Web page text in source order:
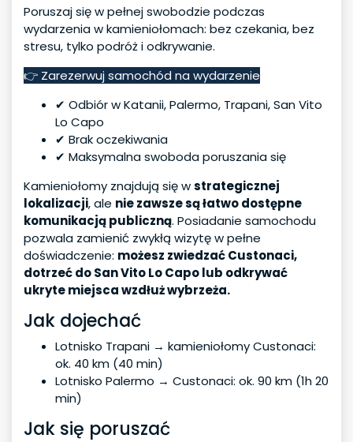
Poruszaj się w pełnej swobodzie podczas
wydarzenia w kamieniołomach: bez czekania, bez
stresu, tylko podróż i odkrywanie.
👉 Zarezerwuj samochód na wydarzenie
✔ Odbiór w Katanii, Palermo, Trapani, San Vito
Lo Capo
✔ Brak oczekiwania
✔ Maksymalna swoboda poruszania się
Kamieniołomy znajdują się wstrategicznej
lokalizacji, ale nie zawsze są łatwo dostępne
komunikacją publiczną. Posiadanie samochodu
pozwala zamienić zwykłą wizytę w pełne
doświadczenie: możesz zwiedzać Custonaci,
dotrzeć do San Vito Lo Capo lub odkrywać
ukryte miejsca wzdłuż wybrzeża.
Jak dojechać
Lotnisko Trapani → kamieniołomy Custonaci:
ok. 40 km (40 min)
Lotnisko Palermo → Custonaci: ok. 90 km (1h 20
min)
Jak się poruszać